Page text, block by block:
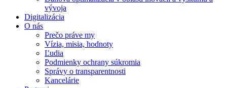
vývoja
Digitalizácia
O nás
Prečo práve my
Vízia, misia, hodnoty
Ľudia
Podmienky ochrany súkromia
Správy o transparentnosti
Kancelárie